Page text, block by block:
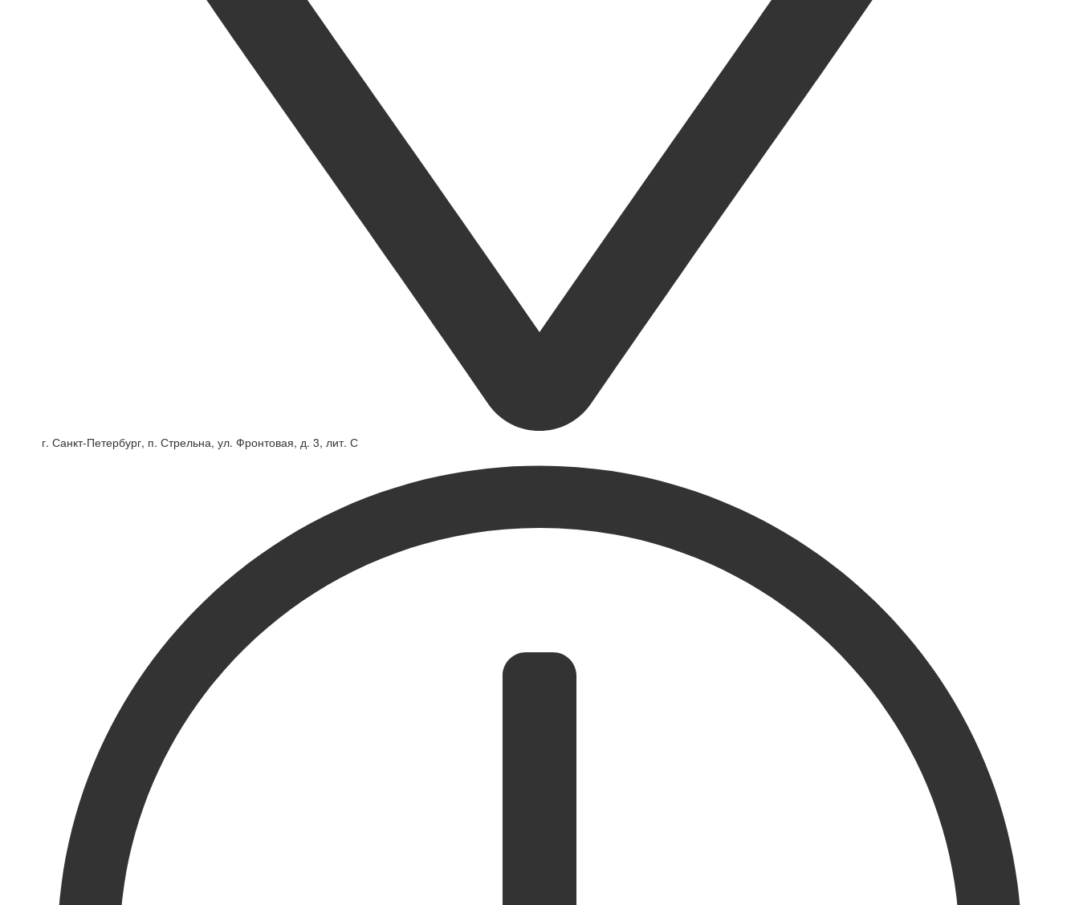
г. Санкт-Петербург, п. Стрельна, ул. Фронтовая, д. 3, лит. С